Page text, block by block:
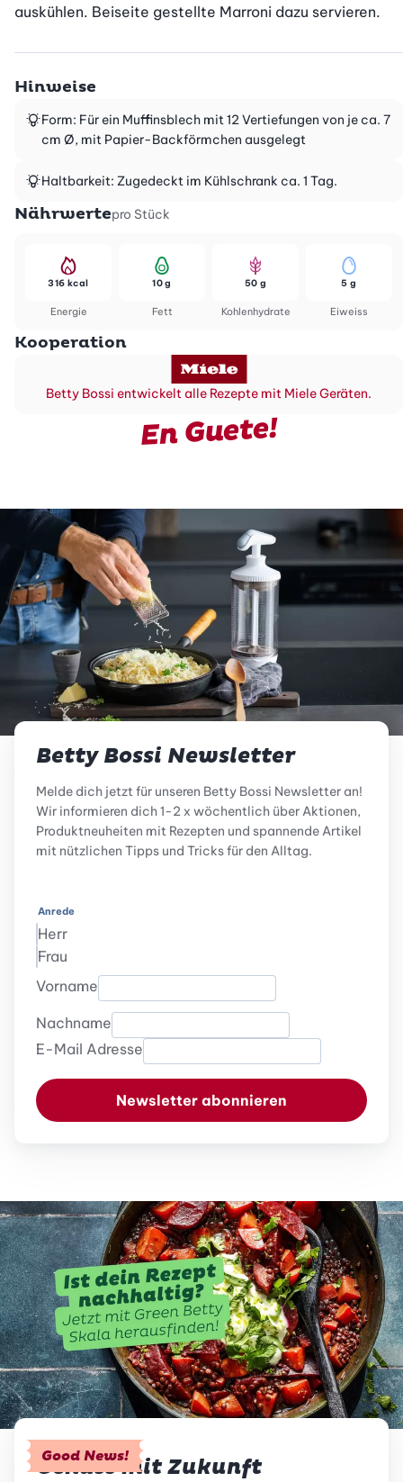
auskühlen. Beiseite gestellte Marroni dazu servieren.
Hinweise
Form: Für ein Muffinsblech mit 12 Vertiefungen von je ca. 7
cm Ø, mit Papier-Backförmchen ausgelegt
Haltbarkeit: Zugedeckt im Kühlschrank ca. 1 Tag.
Nährwertepro Stück
Energie
316 kcal
Fett
10 g
Kohlenhydrate
50 g
Eiweiss
5 g
Kooperation
Betty Bossi entwickelt alle Rezepte mit Miele Geräten.
En Guete!
Betty Bossi Newsletter
Melde dich jetzt für unseren Betty Bossi Newsletter an!
Wir informieren dich 1-2 x wöchentlich über Aktionen,
Produktneuheiten mit Rezepten und spannende Artikel
mit nützlichen Tipps und Tricks für den Alltag.
Anrede
Herr
Frau
Vorname
Nachname
E-Mail Adresse
Newsletter abonnieren
Good News!
Genuss mit Zukunft